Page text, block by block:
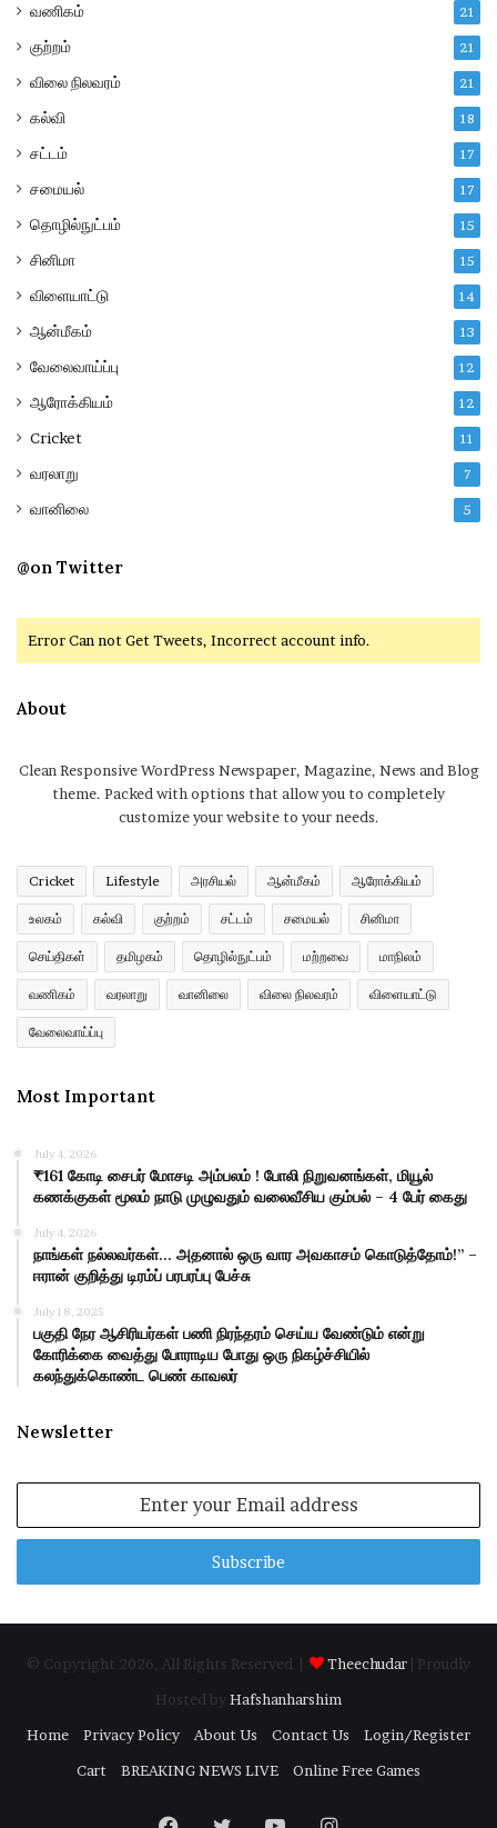
வணிகம் 21
குற்றம் 21
விலை நிலவரம் 21
கல்வி 18
சட்டம் 17
சமையல் 17
தொழில்நுட்பம் 15
சினிமா 15
விளையாட்டு 14
ஆன்மீகம் 13
வேலைவாய்ப்பு 12
ஆரோக்கியம் 12
Cricket 11
வரலாறு 7
வானிலை 5
@on Twitter
Error Can not Get Tweets, Incorrect account info.
About
Clean Responsive WordPress Newspaper, Magazine, News and Blog
theme. Packed with options that allow you to completely
customize your website to your needs.
Cricket Lifestyle அரசியல் ஆன்மீகம் ஆரோக்கியம்
உலகம் கல்வி குற்றம் சட்டம் சமையல் சினிமா
செய்திகள் தமிழகம் தொழில்நுட்பம் மற்றவை மாநிலம்
வணிகம் வரலாறு வானிலை விலை நிலவரம் விளையாட்டு
வேலைவாய்ப்பு
Most Important
July 4, 2026
₹161 கோடி சைபர் மோசடி அம்பலம் ! போலி நிறுவனங்கள், மியூல்
கணக்குகள் மூலம் நாடு முழுவதும் வலைவீசிய கும்பல் – 4 பேர் கைது
July 4, 2026
நாங்கள் நல்லவர்கள்… அதனால் ஒரு வார அவகாசம் கொடுத்தோம்!” –
ஈரான் குறித்து டிரம்ப் பரபரப்பு பேச்சு
July 18, 2025
பகுதி நேர ஆசிரியர்கள் பணி நிரந்தரம் செய்ய வேண்டும் என்று
கோரிக்கை வைத்து போராடிய போது ஒரு நிகழ்ச்சியில்
கலந்துக்கொண்ட பெண் காவலர்
Newsletter
Email
© Copyright 2026, All Rights Reserved | Theechudar
| Proudly
Hosted by Hafshanharshim
Home
Privacy Policy About Us Contact Us
Login/Register
Cart
BREAKING NEWS LIVE Online Free Games